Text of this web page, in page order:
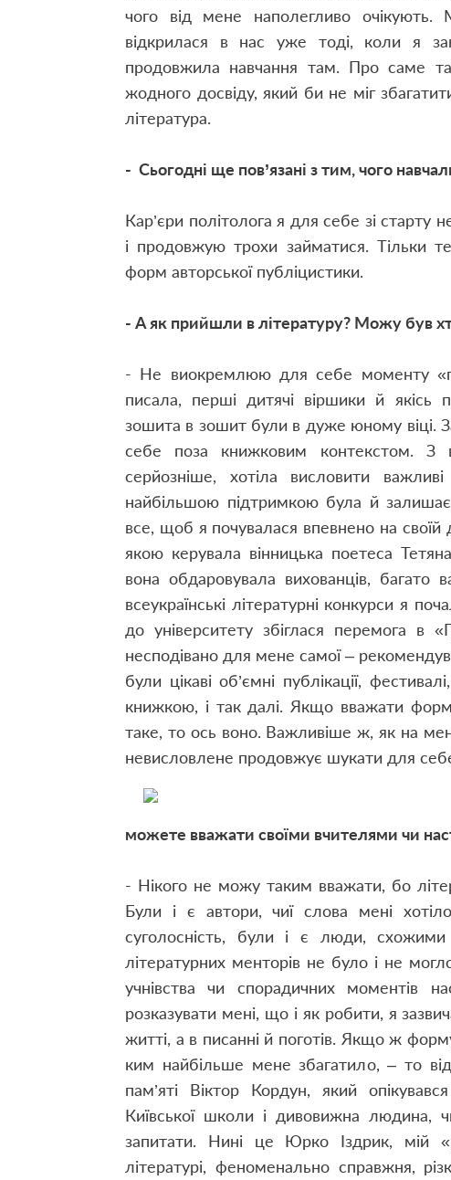
чого від мене наполегливо очікують.
відкрилася в нас уже тоді, коли я
продовжила навчання там. Про саме
жодного досвіду, який би не міг
література.
- Сьогодні ще пов’язані з тим, чого
Кар’єри політолога я для себе зі старту
і продовжую трохи займатися. Тільки
форм авторської публіцистики.
- А як прийшли в літературу? Можу був
- Не виокремлюю для себе моменту
писала, перші дитячі віршики й якісь
зошита в зошит були в дуже юному віці.
себе поза книжковим контекстом. З
серйозніше, хотіла висловити
найбільшою підтримкою була й
все, щоб я почувалася впевнено на своїй
якою керувала вінницька поетеса
вона обдаровувала вихованців,
всеукраїнські літературні конкурси я
до університету збіглася перемога в
несподівано для мене самої –
були цікаві об’ємні публікації,
книжкою, і так далі. Якщо вважати
таке, то ось воно. Важливіше ж, як на
невисловлене продовжує шукати для
можете вважати своїми вчителями чи
- Нікого не можу таким вважати, бо
Були і є автори, чиї слова мені
суголосність, були і є люди,
літературних менторів не було і не
учнівства чи спорадичних моментів
розказувати мені, що і як робити, я
житті, а в писанні й поготів. Якщо ж
ким найбільше мене збагатило, – то
пам’яті Віктор Кордун, який
Київської школи і дивовижна людина,
запитати. Нині це Юрко Іздрик, мій
літературі, феноменально справжня,